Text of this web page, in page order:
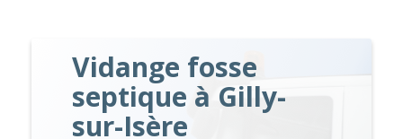
Vidange fosse
septique à Gilly-
sur-Isère